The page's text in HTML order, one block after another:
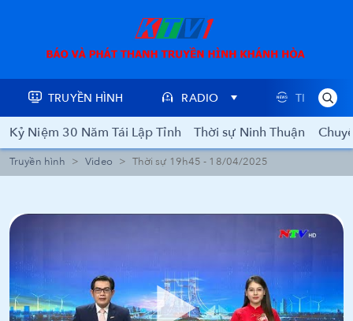
TRUYỀN HÌNH RADIO TIN TỨC
Kỷ Niệm 30 Năm Tái Lập Tỉnh Thời sự Ninh Thuận
Truyền hình Video Thời sự 19h45 - 18/04/2025